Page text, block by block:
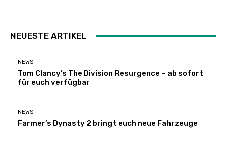
NEUESTE ARTIKEL
NEWS
Tom Clancy’s The Division Resurgence – ab sofort
für euch verfügbar
NEWS
Farmer’s Dynasty 2 bringt euch neue Fahrzeuge